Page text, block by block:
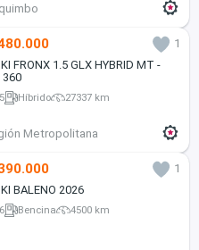
1
FRONX 1.5 GLX HYBRID MT -
360
Híbrido 27337 km
Metropolitana
1
BALENO 2026
Bencina 4500 km